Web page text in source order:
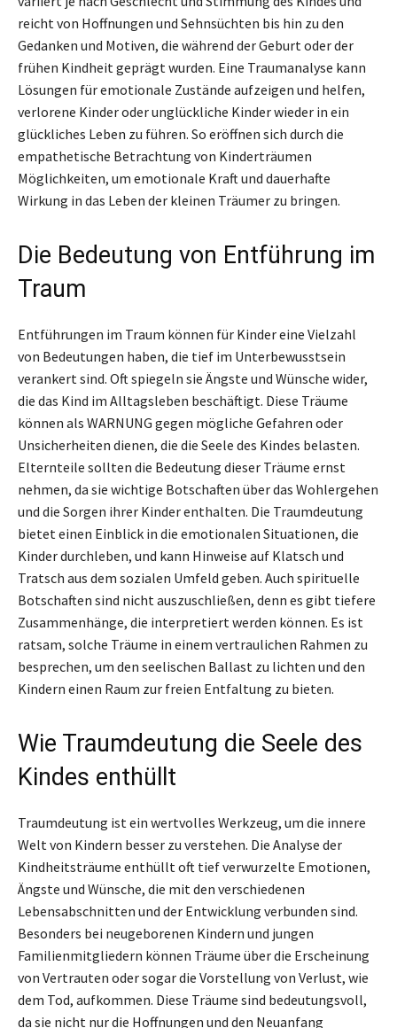
reicht von Hoffnungen und Sehnsüchten bis hin zu den
Gedanken und Motiven, die während der Geburt oder der
frühen Kindheit geprägt wurden. Eine Traumanalyse kann
Lösungen für emotionale Zustände aufzeigen und helfen,
verlorene Kinder oder unglückliche Kinder wieder in ein
glückliches Leben zu führen. So eröffnen sich durch die
empathetische Betrachtung von Kinderträumen
Möglichkeiten, um emotionale Kraft und dauerhafte
Wirkung in das Leben der kleinen Träumer zu bringen.
Die Bedeutung von Entführung im
Traum
Entführungen im Traum können für Kinder eine Vielzahl
von Bedeutungen haben, die tief im Unterbewusstsein
verankert sind. Oft spiegeln sie Ängste und Wünsche wider,
die das Kind im Alltagsleben beschäftigt. Diese Träume
können als WARNUNG gegen mögliche Gefahren oder
Unsicherheiten dienen, die die Seele des Kindes belasten.
Elternteile sollten die Bedeutung dieser Träume ernst
nehmen, da sie wichtige Botschaften über das Wohlergehen
und die Sorgen ihrer Kinder enthalten. Die Traumdeutung
bietet einen Einblick in die emotionalen Situationen, die
Kinder durchleben, und kann Hinweise auf Klatsch und
Tratsch aus dem sozialen Umfeld geben. Auch spirituelle
Botschaften sind nicht auszuschließen, denn es gibt tiefere
Zusammenhänge, die interpretiert werden können. Es ist
ratsam, solche Träume in einem vertraulichen Rahmen zu
besprechen, um den seelischen Ballast zu lichten und den
Kindern einen Raum zur freien Entfaltung zu bieten.
Wie Traumdeutung die Seele des
Kindes enthüllt
Traumdeutung ist ein wertvolles Werkzeug, um die innere
Welt von Kindern besser zu verstehen. Die Analyse der
Kindheitsträume enthüllt oft tief verwurzelte Emotionen,
Ängste und Wünsche, die mit den verschiedenen
Lebensabschnitten und der Entwicklung verbunden sind.
Besonders bei neugeborenen Kindern und jungen
Familienmitgliedern können Träume über die Erscheinung
von Vertrauten oder sogar die Vorstellung von Verlust, wie
dem Tod, aufkommen. Diese Träume sind bedeutungsvoll,
da sie nicht nur die Hoffnungen und den Neuanfang